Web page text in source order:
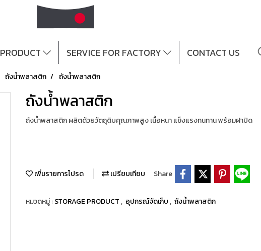
PRODUCT SERVICE FOR FACTORY CONTACT US
ถังน้ำพลาสติก ถังน้ำพลาสติก
ถังน้ำพลาสติก
ถังน้ำพลาสติก ผลิตด้วยวัตถุดิบคุณภาพสูง เนื้อหนา แข็งแรงทนทาน พร้อมฝาปิด
เพิ่มรายการโปรด เปรียบเทียบ Share
หมวดหมู่ :STORAGE PRODUCT, อุปกรณ์จัดเก็บ, ถังน้ำพลาสติก